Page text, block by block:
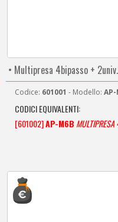
• Multipresa 4bipasso +
Codice: 601001 - Modello:
CODICI EQUIVALENTI:
[601002]AP-M6B